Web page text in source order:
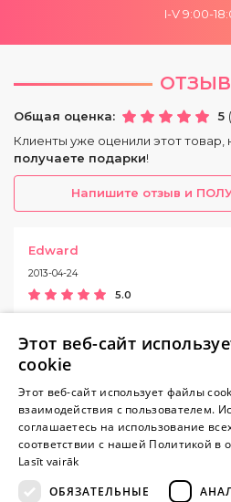
I-V 9:00-
Общая оценка: 5
Клиенты уже оценили этот товар,
получаете подарки!
Напишите отзыв и
Edward
2013-04-24
5.0
Ofigennaja igruska... daze ne
nastojasiaja! +++++
2013-01-11
5.0
спасибо большое очень
Этот веб-сайт
cookie
Этот веб-сайт использует файлы
взаимодействия с пользователем.
соглашаетесь на использование
соответствии с нашей Политикой в
Lasīt vairāk
ОБЯЗАТЕЛЬНЫЕ